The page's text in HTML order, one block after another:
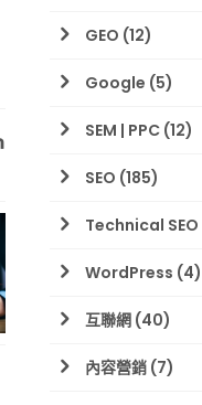
GEO (12)
Google (5)
SEM | PPC (12)
SEO (185)
Technical SEO
WordPress (4)
互聯網 (40)
內容營銷 (7)